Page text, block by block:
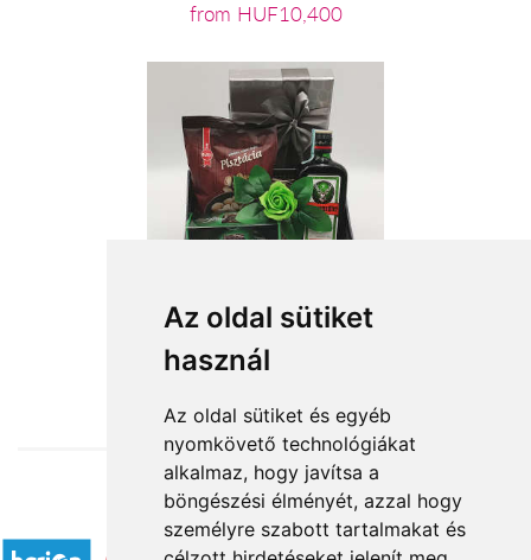
Az oldal sütiket
használ
Az oldal sütiket és egyéb
nyomkövető technológiákat
alkalmaz, hogy javítsa a
böngészési élményét, azzal hogy
személyre szabott tartalmakat és
from HUF10,400
from HUF21,600
Accepted payment methods